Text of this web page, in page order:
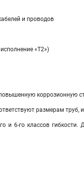
и про­во­дов
«Т2»)
коррозионную
размерам труб,
и 6-го классов